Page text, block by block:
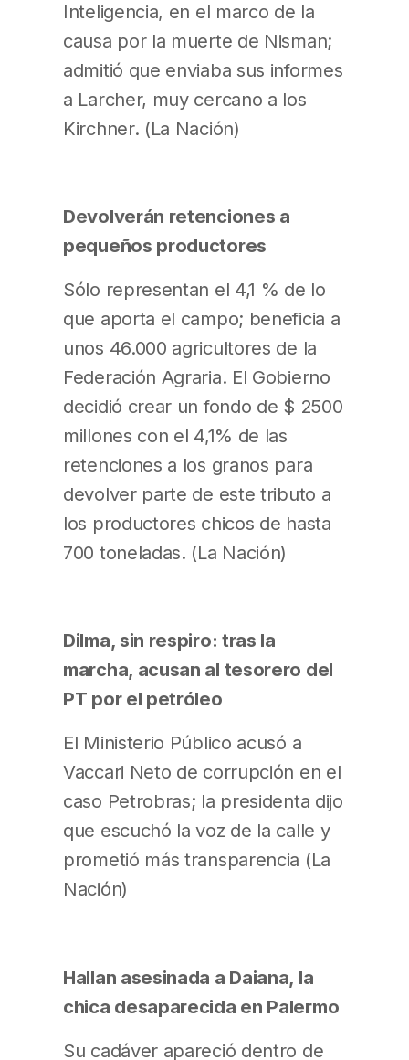
Inteligencia, en el marco de la
causa por la muerte de Nisman;
admitió que enviaba sus informes
a Larcher, muy cercano a los
Kirchner. (La Nación)
Devolverán retenciones a
pequeños productores
Sólo representan el 4,1 % de lo
que aporta el campo; beneficia a
unos 46.000 agricultores de la
Federación Agraria. El Gobierno
decidió crear un fondo de $ 2500
millones con el 4,1% de las
retenciones a los granos para
devolver parte de este tributo a
los productores chicos de hasta
700 toneladas. (La Nación)
Dilma, sin respiro: tras la
marcha, acusan al tesorero del
PT por el petróleo
El Ministerio Público acusó a
Vaccari Neto de corrupción en el
caso Petrobras; la presidenta dijo
que escuchó la voz de la calle y
prometió más transparencia (La
Nación)
Hallan asesinada a Daiana, la
chica desaparecida en Palermo
Su cadáver apareció dentro de